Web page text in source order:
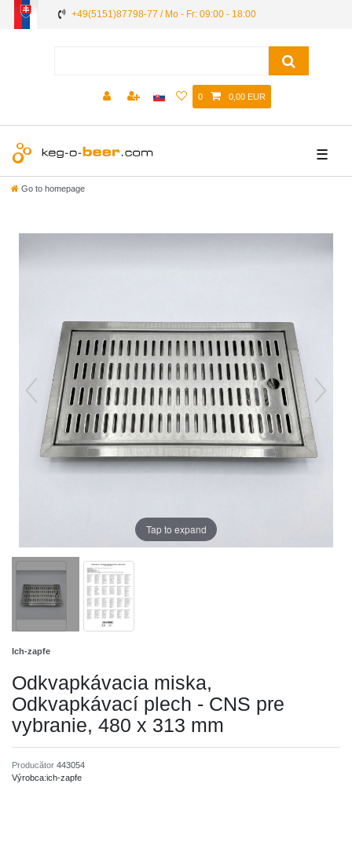
+49(5151)87798-77 / Mo - Fr: 09:00 - 18:00
0 0,00 EUR
☰
Go to homepage
Tap to expand
Ich-zapfe
Odkvapkávacia miska,
Odkvapkávací plech - CNS pre
vybranie, 480 x 313 mm
Producător 443054
Výrobca:ich-zapfe